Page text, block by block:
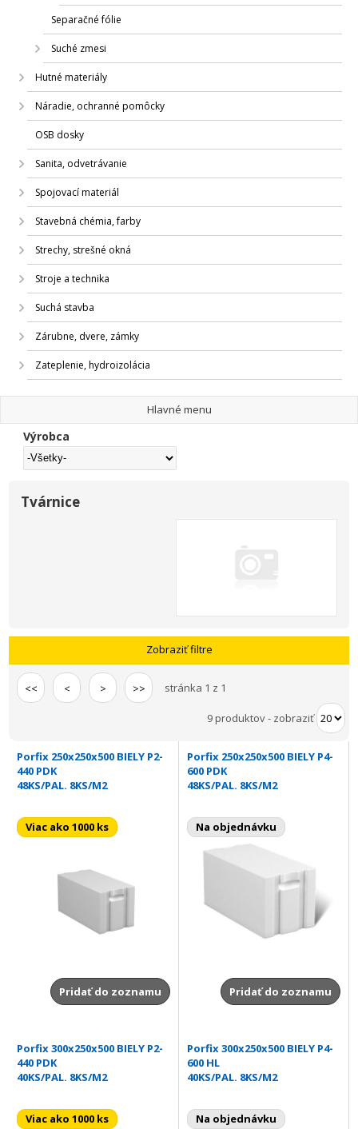
Separačné fólie
Suché zmesi
Hutné materiály
Náradie, ochranné pomôcky
OSB dosky
Sanita, odvetrávanie
Spojovací materiál
Stavebná chémia, farby
Strechy, strešné okná
Stroje a technika
Suchá stavba
Zárubne, dvere, zámky
Zateplenie, hydroizolácia
Hlavné menu
Výrobca
Tvárnice
Zobraziť filtre
<< < > >> stránka 1 z 1
9 produktov- zobraziť
Porfix 250x250x500 BIELY P2-
440 PDK
48KS/PAL. 8KS/M2
Viac ako 1000 ks
Pridať do zoznamu
Porfix 250x250x500 BIELY P4-
600 PDK
48KS/PAL. 8KS/M2
Na objednávku
Pridať do zoznamu
Porfix 300x250x500 BIELY P2-
440 PDK
40KS/PAL. 8KS/M2
Viac ako 1000 ks
Porfix 300x250x500 BIELY P4-
600 HL
40KS/PAL. 8KS/M2
Na objednávku